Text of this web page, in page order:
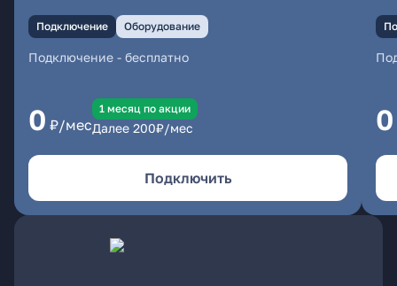
Подключение Оборудование
Подключение - бесплатно
0 ₽/мес
1 месяц по акции
Далее 200₽/мес
Подключить
0